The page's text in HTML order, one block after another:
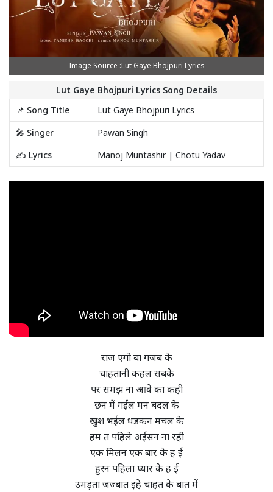
Image Source :Lut Gaye Bhojpuri Lyrics
Lut Gaye Bhojpuri Lyrics Song Details
📌 Song Title
Lut Gaye Bhojpuri Lyrics
🎤 Singer
Pawan Singh
✍️ Lyrics
Manoj Muntashir | Chotu Yadav
राज एगो बा गजब के
चाहतानी कहल सबके
पर समझ ना आवे का कही
छन में गईल मन बदल के
खुश भईल धड़कन मचल के
हम त पहिले अईसन ना रही
एक मिलन एक बार के ह ई
हुस्न पहिला प्यार के ह ई
उमड़ता जज्बात इहे चाहत के बात में